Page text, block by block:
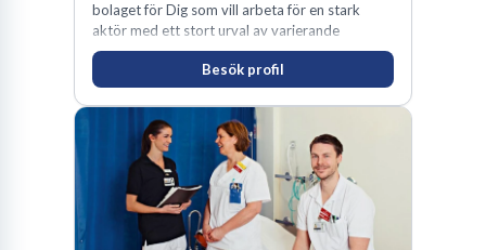
bolaget för Dig som vill arbeta för en stark
aktör med ett stort urval av varierande
uppdrag i hela Sverige både inom den privata
som offentliga sektorn.Besök profil